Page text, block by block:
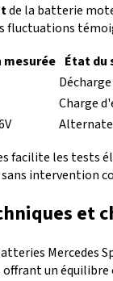
de la batterie
fluctuations
mesurée État du
Charge
facilite les tests
intervention
et
Mercedes
un